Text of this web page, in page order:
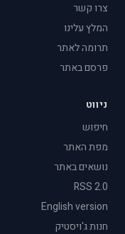
צרו קשר
המלץ עלינו
תרומה לאתר
פרסם באתר
ניווט
חיפוש
מפת האתר
נושאים באתר
RSS 2.0
English version
חנות ג'ויסטיק